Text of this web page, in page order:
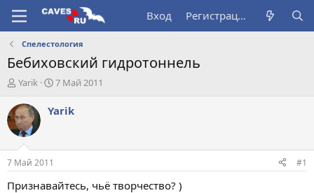
Вход Регистрация
Спелестология
Бебиховский гидротоннель
А
т
о
р
т
е
м
ы
Yarik
Д
т
а
л
7 Май 2011
Yarik
7 Май 2011 #1
Признавайтесь, чьё творчество? )